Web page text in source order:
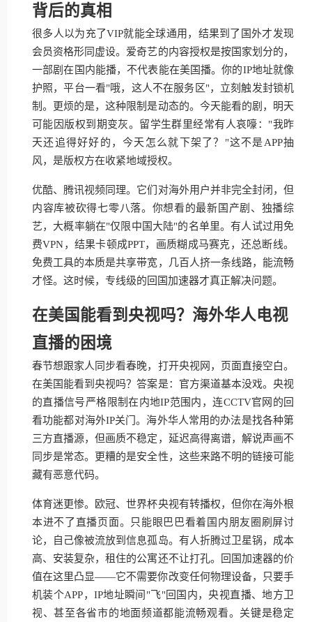
背后的真相
很多人以为充了VIP就能全球通用，结果到了国外才发现
会员资格形同虚设。爱奇艺的内容授权是按国家划分的，
一部剧在国内能播，不代表能在美国播。你的IP地址就像
护照，平台一看"哦，这人不在服务区"，立刻触发封锁机
制。更烦的是，这种限制是动态的。今天能看的剧，明天
可能因版权到期变灰。留学生群里经常有人哀嚎："我昨
天还追得好好的，今天怎么就下架了？"这不是APP抽
风，是版权方在收紧地域授权。
优酷、腾讯视频同理。它们对海外用户并非完全封闭，但
内容库被砍得七零八落。你想看的最新国产剧、独播综
艺，大概率躺在"仅限中国大陆"的名单里。有人试过用免
费VPN，结果卡顿成PPT，画质糊成马赛克，还总断线。
免费工具的本质是共享带宽，几百人挤一条线路，能流畅
才怪。这时候，专线级的回国加速器才真正解决问题。
在美国能看到央视吗？海外华人电视
直播的困境
春节想跟家人同步看春晚，打开央视网，页面直接空白。
在美国能看到央视吗？答案是：官方渠道基本没戏。央视
的直播信号严格限制在内地IP范围内，连CCTV官网的回
看功能都对海外IP关门。海外华人常用的办法是找各种第
三方直播源，但画质不稳定，延迟高得离谱，解说声画不
同步是常态。更糟的是安全性，这些来路不明的链接可能
藏有恶意代码。
体育迷更惨。欧冠、世界杯央视有转播权，但你在海外根
本进不了直播页面。只能眼巴巴看着国内朋友圈刷屏讨
论，自己像被流放到信息孤岛。有人折腾过卫星锅，成本
高、安装复杂，租住的公寓还不让打孔。回国加速器的价
值在这里凸显——它不需要你改变任何物理设备，只要手
机装个APP，IP地址瞬间"飞"回国内，央视直播、地方卫
视、甚至各省市的地面频道都能流畅观看。关键是稳定